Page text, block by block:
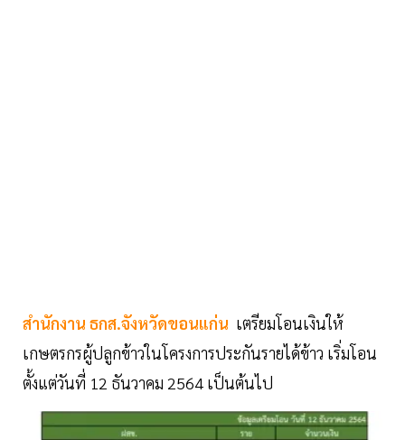
สำนักงาน ธกส.จังหวัดขอนแก่น เตรียมโอนเงินให้
เกษตรกรผู้ปลูกข้าวในโครงการประกันรายได้ข้าว เริ่มโอน
ตั้งแต่วันที่ 12 ธันวาคม 2564 เป็นต้นไป